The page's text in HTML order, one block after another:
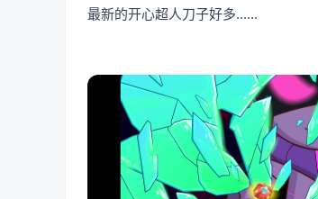
最新的开心超人刀子好多......